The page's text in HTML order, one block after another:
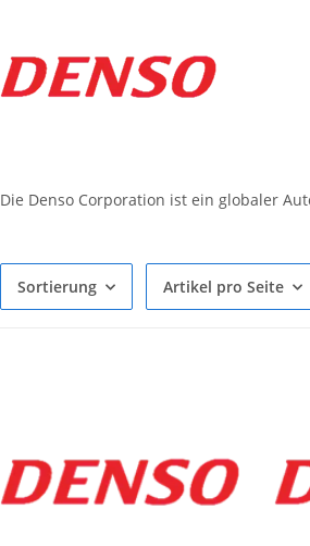
Die Denso Corporation ist ein globaler
Sortierung Artikel pro Seite